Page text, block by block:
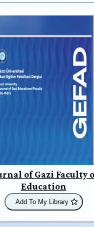
of Gazi Faculty
Education
Add To My Library